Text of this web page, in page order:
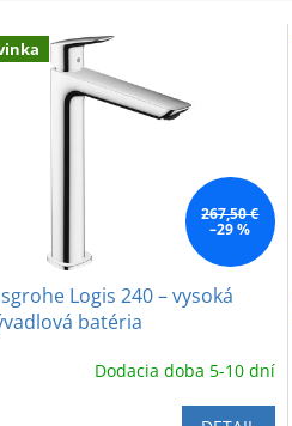
267,50 €
–29 %
Logis 240 – vysoká
batéria
Dodacia doba 5-10 dní